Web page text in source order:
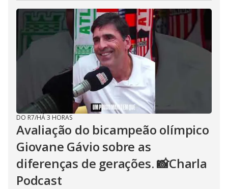
DO R7/HÁ 3 HORAS
Avaliação do bicampeão olímpico
Giovane Gávio sobre as
diferenças de gerações. 📸Charla
Podcast